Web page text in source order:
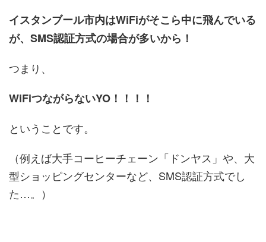
イスタンブール市内はWiFiがそこら中に飛んでいる
が、SMS認証方式の場合が多いから！
つまり、
WiFiつながらないYO！！！！
ということです。
（例えば大手コーヒーチェーン「ドンヤス」や、大
型ショッピングセンターなど、SMS認証方式でし
た…。）